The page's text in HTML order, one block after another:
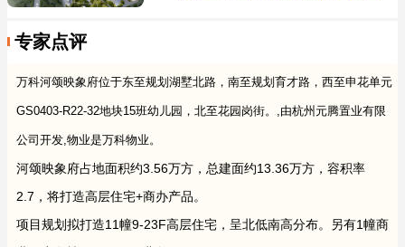
专家点评
万科河颂映象府位于东至规划湖墅北路，南至规划育才路，西至申花单元
GS0403-R22-32地块15班幼儿园，北至花园岗街。,由杭州元腾置业有限
公司开发,物业是万科物业。
河颂映象府占地面积约3.56万方，总建面约13.36万方，容积率
2.7，将打造高层住宅+商办产品。
项目规划拟打造11幢9-23F高层住宅，呈北低南高分布。另有1幢商